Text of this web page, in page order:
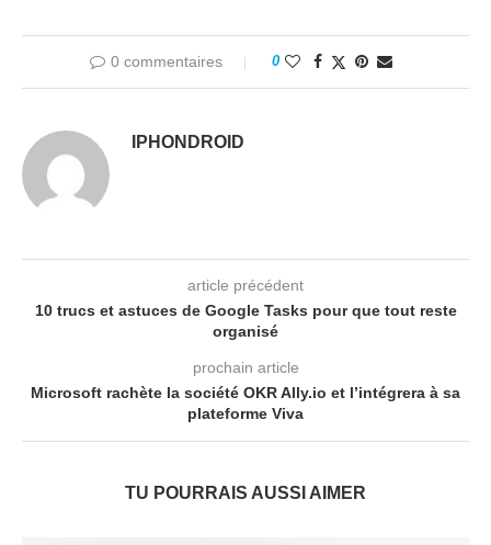
0 commentaires 0
IPHONDROID
article précédent
10 trucs et astuces de Google Tasks pour que tout reste
organisé
prochain article
Microsoft rachète la société OKR Ally.io et l’intégrera à sa
plateforme Viva
TU POURRAIS AUSSI AIMER